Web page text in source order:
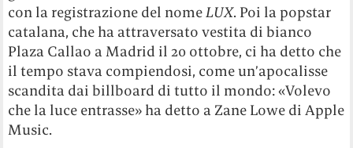
con la registrazione del nomeLUX. Poi la popstar
catalana, che ha attraversato vestita di bianco
Plaza Callao a Madrid il 20 ottobre, ci ha detto che
il tempo stava compiendosi, come un’apocalisse
scandita dai billboard di tutto il mondo: «Volevo
che la luce entrasse» ha detto a Zane Lowe di Apple
Music.